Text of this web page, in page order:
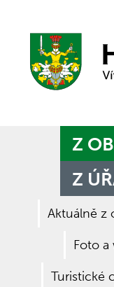
Z
Z
Aktuálně z
Foto a
Turistické